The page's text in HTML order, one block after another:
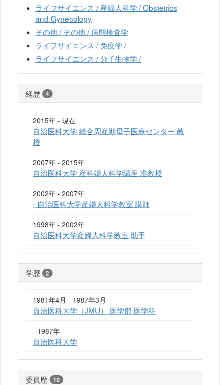
ライフサイエンス / 産婦人科学 / Obstetrics
and Gynecology
その他 / その他 / 病態検査学
ライフサイエンス / 免疫学 /
ライフサイエンス / 分子生物学 /
経歴 4
2015年 - 現在
自治医科大学 総合周産期母子医療センター 教
授
2007年 - 2015年
自治医科大学 産科婦人科学講座 准教授
2002年 - 2007年
- 自治医科大学産婦人科学教室 講師
1998年 - 2002年
自治医科大学産婦人科学教室 助手
学歴 2
1981年4月 - 1987年3月
自治医科大学（JMU） 医学部 医学科
- 1987年
自治医科大学
委員歴 10